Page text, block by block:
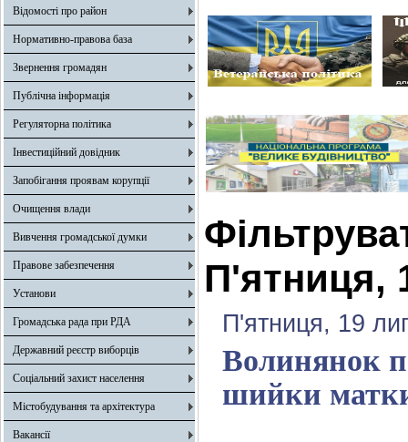
Відомості про район
Нормативно-правова база
Звернення громадян
Публічна інформація
Регуляторна політика
Інвестиційний довідник
Запобігання проявам корупції
Очищення влади
Вивчення громадської думки
Правове забезпечення
Установи
Громадська рада при РДА
Державний реєстр виборців
Соціальний захист населення
Містобудування та архітектура
Вакансії
П'ятниця,
П'ятниця, 19
Волинянок
шийки